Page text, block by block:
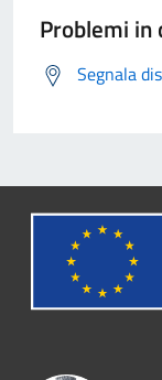
Problemi in
Segnala